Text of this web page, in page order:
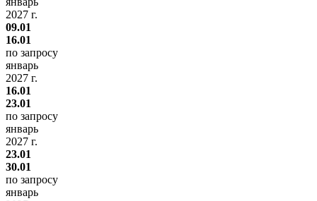
2027 г.
09.01
16.01
по запросу
январь
2027 г.
16.01
23.01
по запросу
январь
2027 г.
23.01
30.01
по запросу
январь